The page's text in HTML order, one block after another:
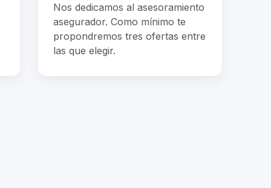
Nos dedicamos al asesoramiento
asegurador. Como mínimo te
propondremos tres ofertas entre
las que elegir.